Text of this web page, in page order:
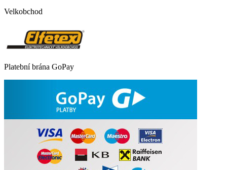
Velkobchod
Platební brána GoPay